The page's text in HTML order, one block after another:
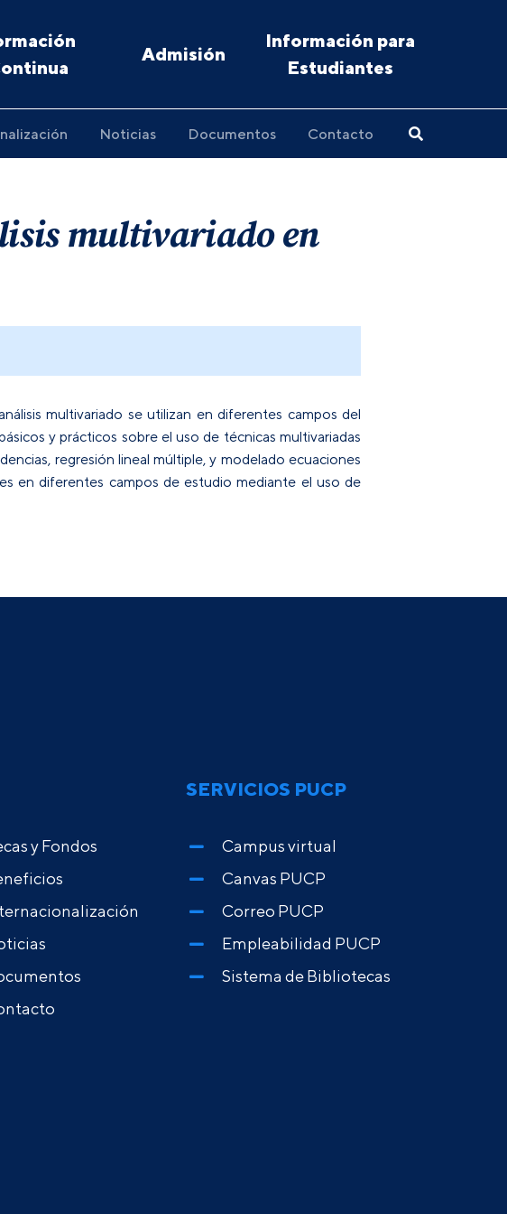
Admisión
Información para
Estudiantes
Noticias Documentos Contacto
multivariado en
multivariado se utilizan en diferentes campos del
y prácticos sobre el uso de técnicas multivariadas
regresión lineal múltiple, y modelado ecuaciones
en diferentes campos de estudio mediante el uso de
y Fondos
SERVICIOS PUCP
Campus virtual
Canvas PUCP
Correo PUCP
Empleabilidad PUCP
Sistema de Bibliotecas